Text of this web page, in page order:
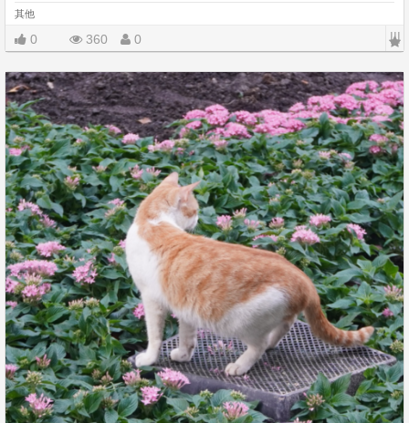
其他
0 360 0 |||